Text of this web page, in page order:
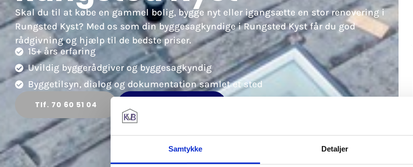
Samtykke Detaljer
Skal du til at købe en gammel bolig, bygge nyt eller igangsætte en stor renovering i
Rungsted Kyst? Med os som din byggesagkyndige i Rungsted Kyst får du god
rådgivning og hjælp til de bedste priser.
15+ års erfaring
Uvildig byggerådgiver og byggesagkyndig
Byggetilsyn, dialog og dokumentation samlet et sted
Tlf. 70 60 51 04